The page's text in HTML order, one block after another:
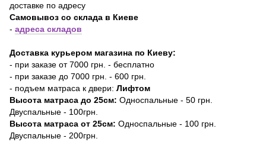
доставке по адресу
Самовывоз со склада в Киеве
- адреса складов
Доставка курьером магазина по Киеву:
- при заказе от 7000 грн. - бесплатно
- при заказе до 7000 грн. - 600 грн.
- подъем матраса к двери: Лифтом
Высота матраса до 25см: Односпальные - 50 грн.
Двуспальные - 100грн.
Высота матраса от 25см: Односпальные - 100 грн.
Двуспальные - 200грн.